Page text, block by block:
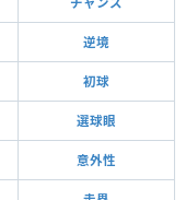
逆境
初球
選球眼
意外性